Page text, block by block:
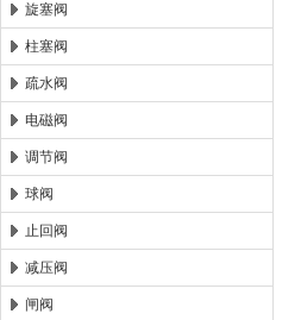
旋塞阀
柱塞阀
疏水阀
电磁阀
调节阀
球阀
止回阀
减压阀
闸阀